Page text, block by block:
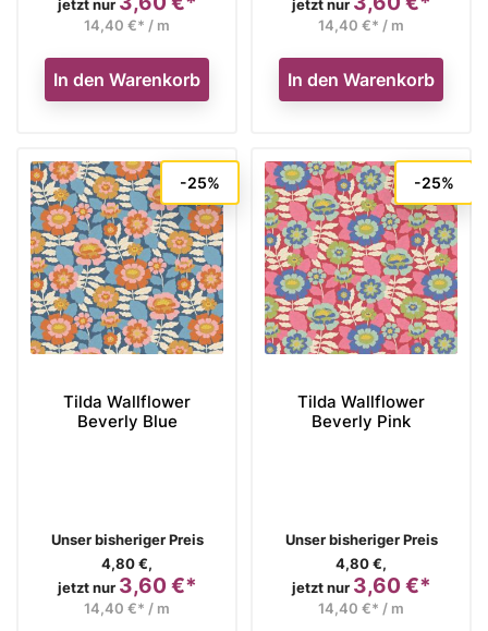
jetzt nur
14,40 €* / m
In den Warenkorb
jetzt nur
14,40 €* / m
In den Warenkorb
Tilda Wallflower
Beverly Blue
Verkaufspreis
Unser bisheriger Preis
4,80 €,
jetzt nur
-25%
Preis
3,60 €*
14,40 €* / m
Tilda Wallflower
Beverly Pink
Verkaufspreis
Unser bisheriger Preis
4,80 €,
jetzt nur
-25%
Preis
3,60 €*
14,40 €* / m